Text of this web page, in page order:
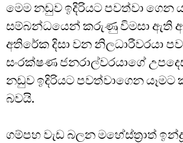
මෙම නඩුව ඉදිරියට පවත්වා ගෙන
සම්බන්ධයෙන් කරුණු විමසා ඇති
අතිරේක දිසා වන නිලධාරීවරයා
සංරක්ෂණ ජනරාල්වරයාගේ
නඩුව ඉදිරියට පවත්වාගෙන
බවයි.
ගම්පහ වැඩ බලන මහේස්ත්‍රාත්